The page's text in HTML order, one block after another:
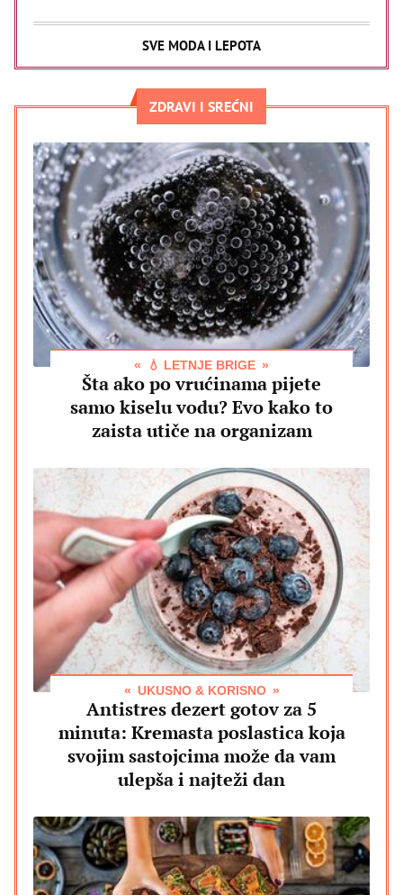
SVE MODA I LEPOTA
ZDRAVI I SREĆNI
💧 LETNJE BRIGE
Šta ako po vrućinama pijete
samo kiselu vodu? Evo kako to
zaista utiče na organizam
UKUSNO & KORISNO
Antistres dezert gotov za 5
minuta: Kremasta poslastica koja
svojim sastojcima može da vam
ulepša i najteži dan